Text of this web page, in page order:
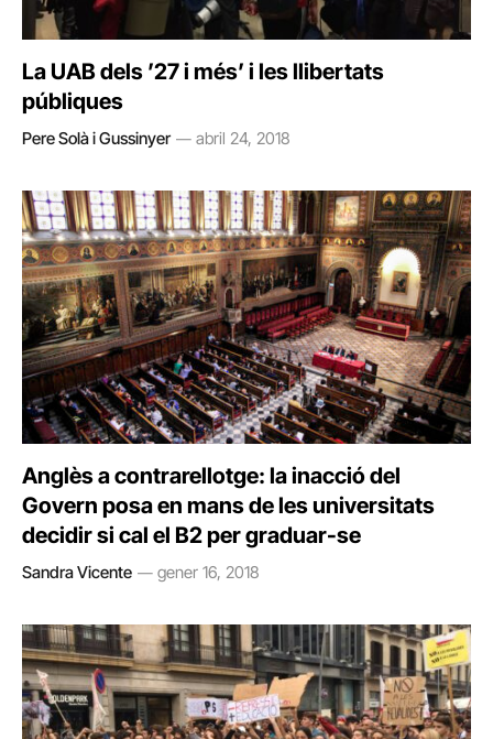
La UAB dels ’27 i més’ i les llibertats
públiques
Pere Solà i Gussinyer abril 24, 2018
Anglès a contrarellotge: la inacció del
Govern posa en mans de les universitats
decidir si cal el B2 per graduar-se
Sandra Vicente gener 16, 2018